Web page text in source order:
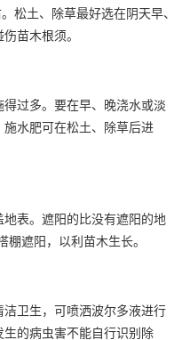
土、除草最好选在阴天早、
苗木根须。
过多。要在早、晚浇水或淡
水肥可在松土、除草后进
表。遮阳的比没有遮阳的地
遮阳，以利苗木生长。
卫生，可喷洒波尔多液进行
的病虫害不能自行识别除